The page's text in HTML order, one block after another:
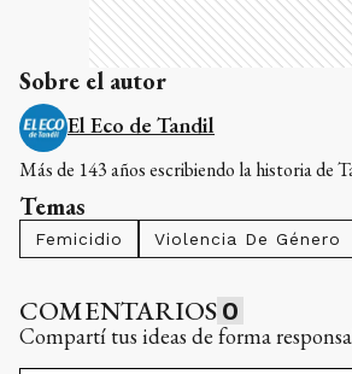
Sobre el autor
El Eco de Tandil
Más de 143 años escribiendo la historia de
Temas
Femicidio Violencia De Género
COMENTARIOS 0
Compartí tus ideas de forma